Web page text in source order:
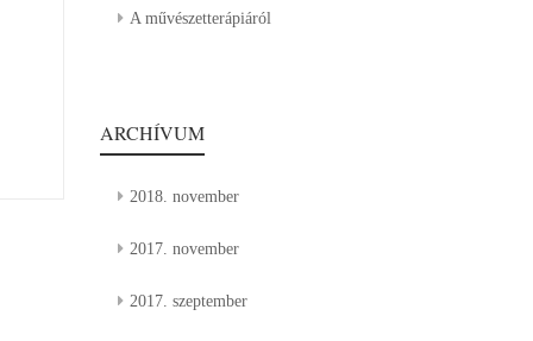
A művészetterápiáról
ARCHÍVUM
2018. november
2017. november
2017. szeptember